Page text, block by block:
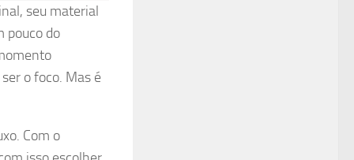
seu material
pouco do
o foco. Mas é
Com o